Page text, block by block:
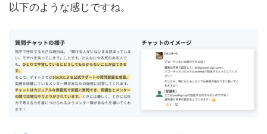
以下のような感じですね。